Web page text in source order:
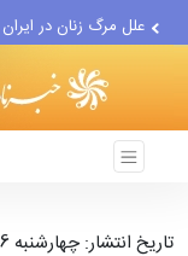
علل مرگ زنان در ایران
تاریخ انتشار: چهارشنبه 1403/02/26 - 22:09